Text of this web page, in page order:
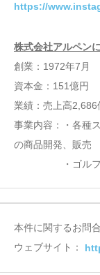
https://
株式会社アルペン
創業：1972年7月
資本金：151億円
業績：売上高2,686
事業内容：・各種
の商品開発、販売
・ゴルフ場、
本件に関するお問
ウェブサイト：